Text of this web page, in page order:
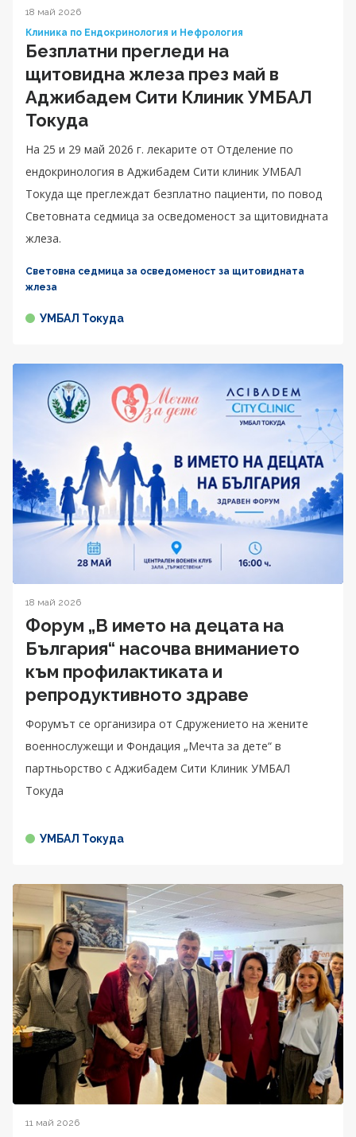
18 май 2026
Клиника по Ендокринология и Нефрология
Безплатни прегледи на
щитовидна жлеза през май в
Аджибадем Сити Клиник УМБАЛ
Токуда
На 25 и 29 май 2026 г. лекарите от Отделение по
ендокринология в Аджибадем Сити клиник УМБАЛ
Токуда ще преглеждат безплатно пациенти, по повод
Световната седмица за осведоменост за щитовидната
жлеза.
Световна седмица за осведоменост за щитовидната
жлеза
УМБАЛ Токуда
18 май 2026
Форум „В името на децата на
България“ насочва вниманието
към профилактиката и
репродуктивното здраве
Форумът се организира от Сдружението на жените
военнослужещи и Фондация „Мечта за дете“ в
партньорство с Аджибадем Сити Клиник УМБАЛ
Токуда
УМБАЛ Токуда
11 май 2026